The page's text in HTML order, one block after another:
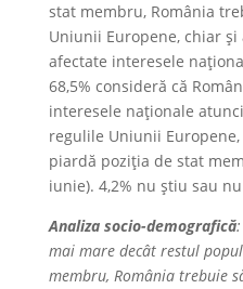
stat membru, România
Uniunii Europene, chiar
afectate interesele
68,5% consideră că
interesele naționale
regulile Uniunii
piardă poziția de stat
iunie). 4,2% nu știu sau
Analiza socio-demografică
mai mare decât restul
membru, România trebuie